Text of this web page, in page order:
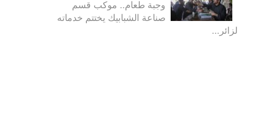
وجبة طعام.. موكب قسم
صناعة الشبابيك يختتم خدماته
لزائر...